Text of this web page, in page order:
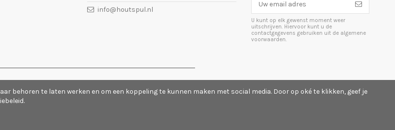
info@houtspul.nl
U kunt op elk gewenst moment weer
uitschrijven. Hiervoor kunt u de
contactgegevens gebruiken uit de algemene
voorwaarden.
behoren te laten werken en om een koppeling te kunnen maken met social media. Door op oké te klikken, geef je
.